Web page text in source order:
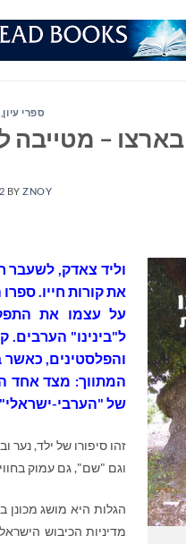
ספרי
בארצו – מטייבה
BYZNOY
וליד צאדק, לשעבר
את קורות חייו.
על עצמו את
ל"בינינו" הערבים.
והפלסטינים,
המתווך: מצד אחד
של "הערבי-
זהו סיפורו של ילד, נער
וגם "שם", גם עמוק
הגלות היא מושג
מדיניות הכיבוש